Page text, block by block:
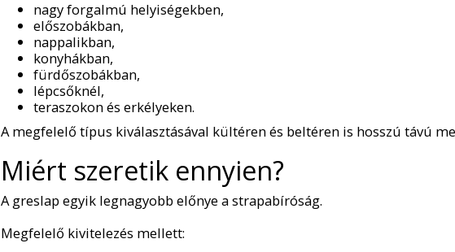
nagy forgalmú helyiségekben,
előszobákban,
nappalikban,
konyhákban,
fürdőszobákban,
lépcsőknél,
teraszokon és erkélyeken.
A megfelelő típus kiválasztásával kültéren és beltéren is hosszú távú
Miért szeretik ennyien?
A greslap egyik legnagyobb előnye a strapabíróság.
Megfelelő kivitelezés mellett: